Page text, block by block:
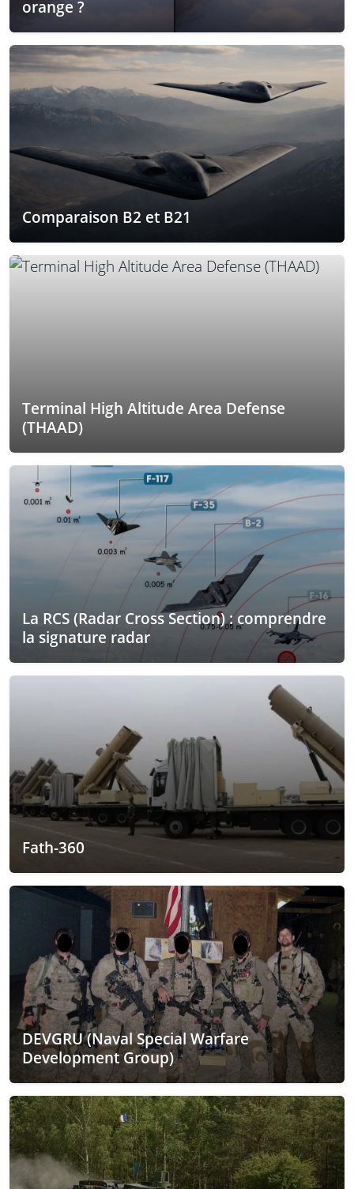
orange ?
Comparaison B2 et B21
Terminal High Altitude Area Defense
(THAAD)
La RCS (Radar Cross Section) : comprendre
la signature radar
Fath-360
DEVGRU (Naval Special Warfare
Development Group)